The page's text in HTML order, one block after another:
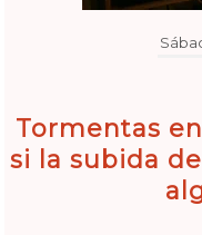
Tormentas
si la subida